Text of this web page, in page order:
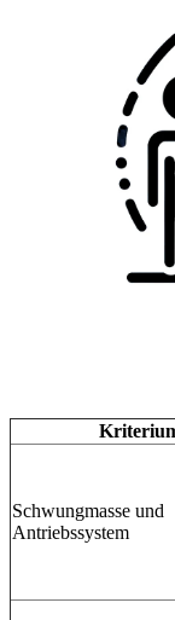
Schwungmasse und
Antriebssystem